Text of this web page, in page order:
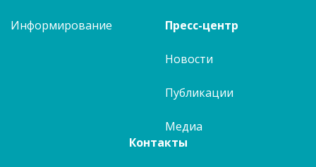
Информирование Пресс-центр
Новости
Публикации
Медиа
Контакты